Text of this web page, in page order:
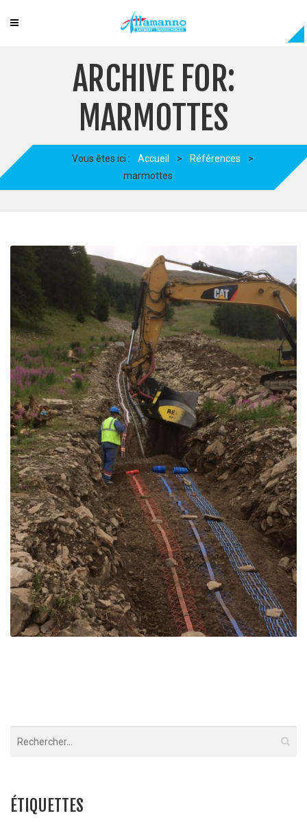
ARCHIVE FOR:
MARMOTTES
Vous êtes ici : Accueil > Références
>
marmottes
ÉTIQUETTES